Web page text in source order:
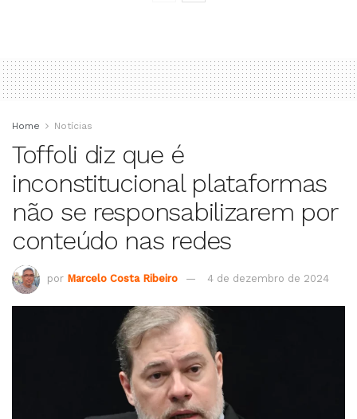
Home Notícias
Toffoli diz que é
inconstitucional plataformas
não se responsabilizarem por
conteúdo nas redes
por Marcelo Costa Ribeiro 4 de dezembro de 2024